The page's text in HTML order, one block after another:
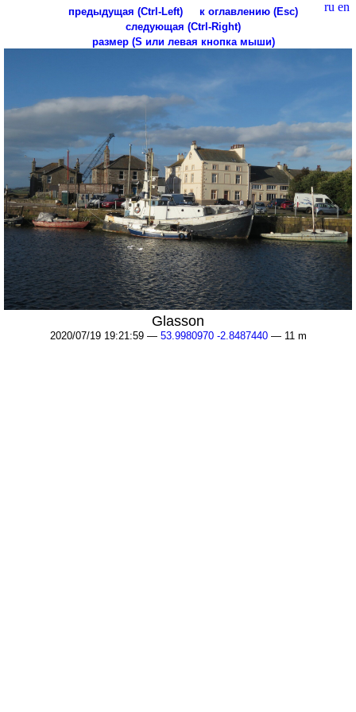
ru en
предыдущая (Ctrl-Left)
к оглавлению (Esc)
следующая (Ctrl-Right)
размер (S или левая кнопка мыши)
Glasson
2020/07/19 19:21:59 — 53.9980970 -2.8487440— 11 m